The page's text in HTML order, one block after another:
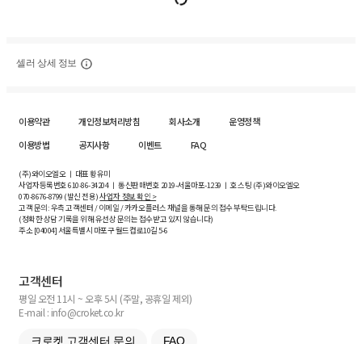
셀러 상세 정보
이용약관 개인정보처리방침 회사소개
운영정책
이용방법
공지사항 이벤트 FAQ
(주)와이오엘오 ㅣ 대표 황유미
사업자등록번호610-86-34204ㅣ 통신판매번호 2019-서울마포-1239 ㅣ 호스팅 (주)와이오엘오
070-8676-8799 (발신 전용)사업자 정보 확인 >
고객 문의: 우측 고객센터 / 이메일 / 카카오플러스 채널을 통해 문의 접수 부탁드립니다.
(정확한 상담 기록을 위해 유선상 문의는 접수받고 있지 않습니다)
주소 [04004] 서울특별시 마포구 월드컵로10길5-6
고객센터
평일 오전 11시 ~ 오후 5시 (주말, 공휴일 제외)
E-mail : info@croket.co.kr
크로켓 고객센터 문의 FAQ